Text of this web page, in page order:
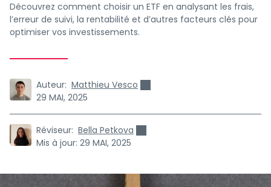
Découvrez comment choisir un ETF en analysant les frais,
l’erreur de suivi, la rentabilité et d’autres facteurs clés pour
optimiser vos investissements.
Auteur: Matthieu Vesco
29 MAI, 2025
Réviseur: Bella Petkova
Mis à jour: 29 MAI, 2025